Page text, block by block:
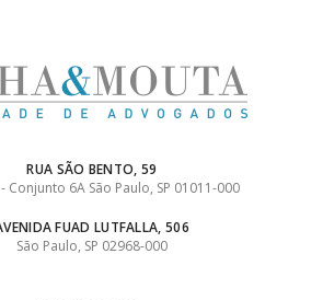
RUA SÃO BENTO, 59
Conjunto 6A São Paulo, SP 01011-000
FUAD LUTFALLA, 506
São Paulo, SP 02968-000